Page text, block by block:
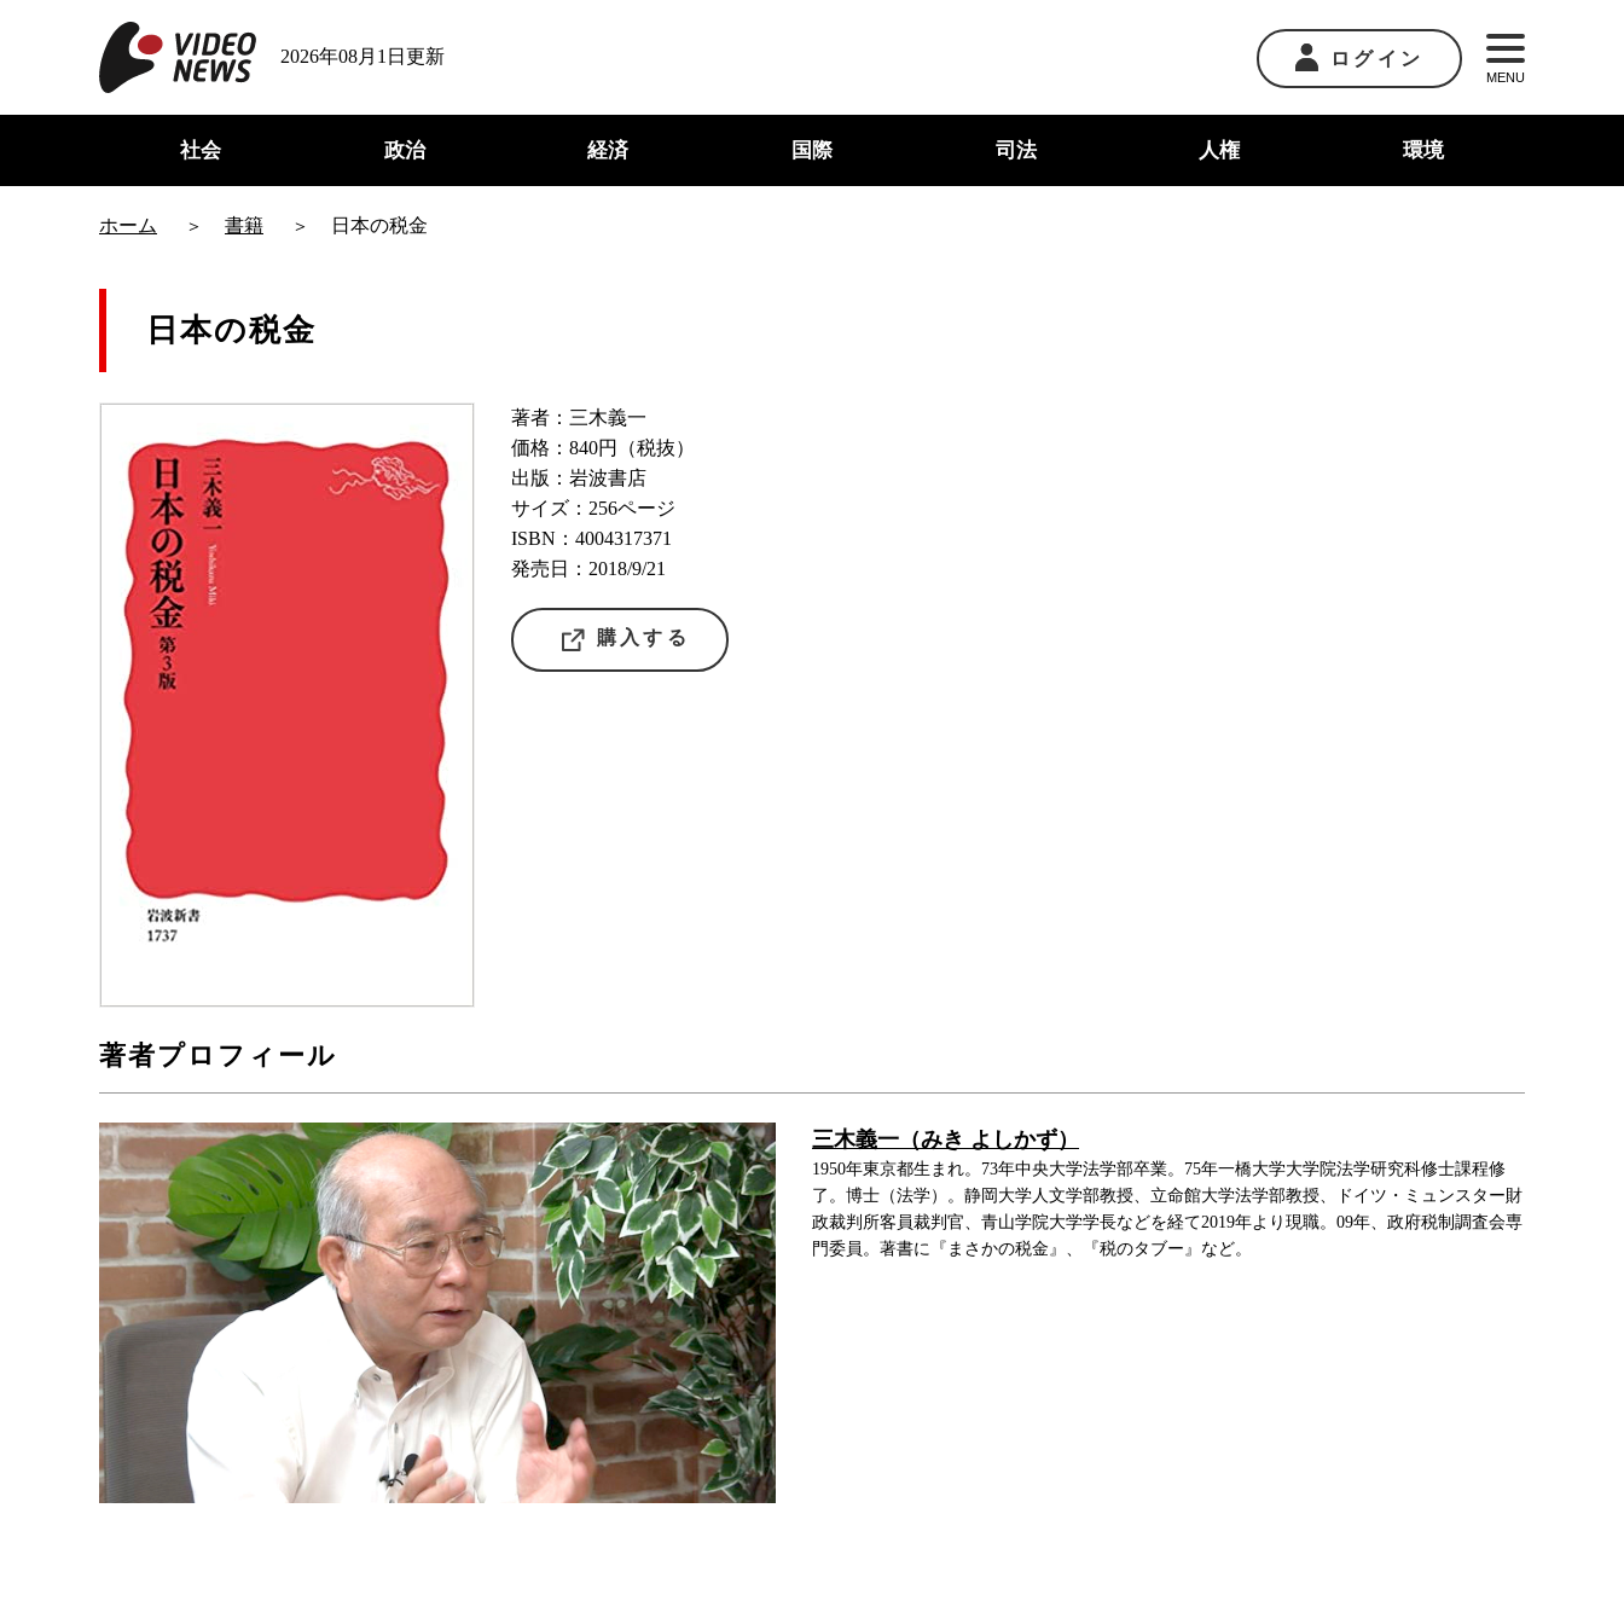
2026年08月1日更新 ログイン
MENU
社会 政治 経済 国際 司法 人権 環境
ホーム 書籍 日本の税金
日本の税金
著者：三木義一
価格：840円（税抜）
出版：岩波書店
サイズ：256ページ
ISBN：4004317371
発売日：2018/9/21
購入する
著者プロフィール
三木義一（みき よしかず）
1950年東京都生まれ。73年中央大学法学部卒業。75年一橋大学大学院法学研究科修士課程修
了。博士（法学）。静岡大学人文学部教授、立命館大学法学部教授、ドイツ・ミュンスター財
政裁判所客員裁判官、青山学院大学学長などを経て2019年より現職。09年、政府税制調査会専
門委員。著書に『まさかの税金』、『税のタブー』など。